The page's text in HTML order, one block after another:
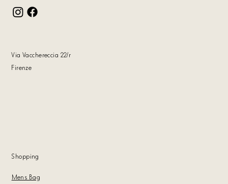
Via Vacchereccia 22/r
Firenze
Shopping
Mens Bag